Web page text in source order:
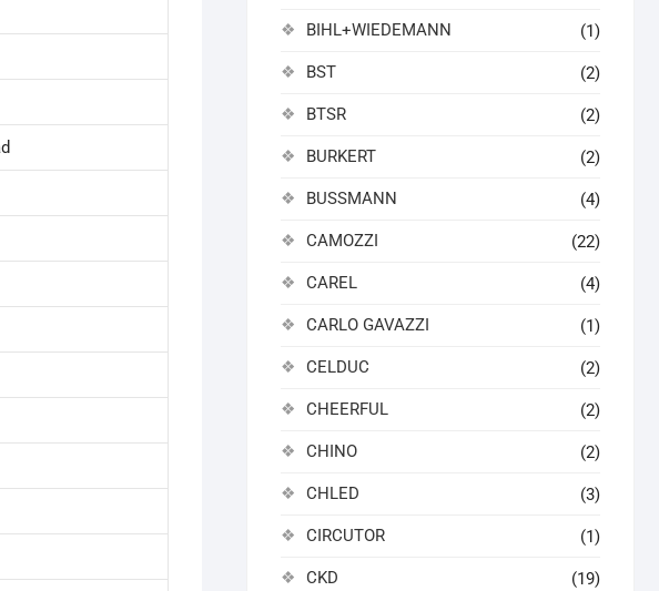
BIHL+WIEDEMANN (1)
BST (2)
BTSR (2)
BURKERT (2)
BUSSMANN (4)
CAMOZZI (22)
CAREL (4)
CARLO GAVAZZI (1)
CELDUC (2)
CHEERFUL (2)
CHINO (2)
CHLED (3)
CIRCUTOR (1)
CKD (19)